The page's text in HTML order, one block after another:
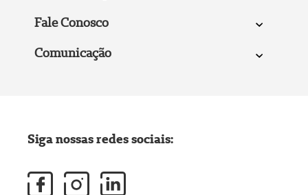
Fale Conosco
Comunicação
Siga nossas redes sociais: